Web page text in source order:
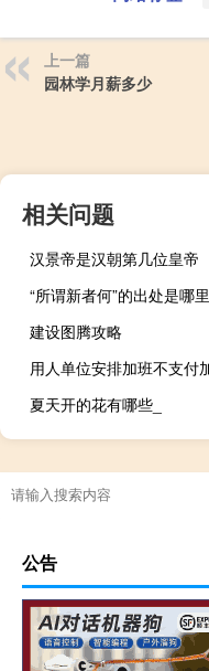
上一篇
园林学月薪多少
相关问题
汉景帝是汉朝第几位皇帝
“所谓新者何”的出处是哪里
建设图腾攻略
夏天开的花有哪些_
公告